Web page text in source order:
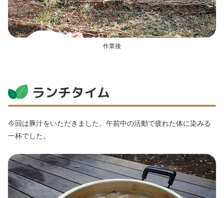
作業後
ランチタイム
今回は豚汁をいただきました。午前中の活動で疲れた体に染みる
一杯でした。